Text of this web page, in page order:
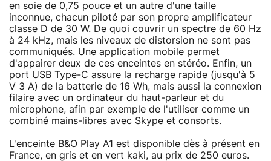
en soie de 0,75 pouce et un autre d'une taille
inconnue, chacun piloté par son propre amplificateur
classe D de 30 W. De quoi couvrir un spectre de 60 Hz
à 24 kHz, mais les niveaux de distorsion ne sont pas
communiqués. Une application mobile permet
d'appairer deux de ces enceintes en stéréo. Enfin, un
port USB Type-C assure la recharge rapide (jusqu'à 5
V 3 A) de la batterie de 16 Wh, mais aussi la connexion
filaire avec un ordinateur du haut-parleur et du
microphone, afin par exemple de l'utiliser comme un
combiné mains-libres avec Skype et consorts.
L'enceinte B&O Play A1 est disponible dès à présent en
France, en gris et en vert kaki, au prix de 250 euros.